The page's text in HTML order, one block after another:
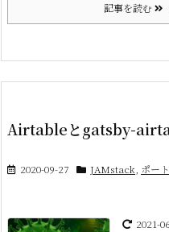
記事を読む
Airtableとgatsby-
2020-09-27 JAMstack ポー
2021-